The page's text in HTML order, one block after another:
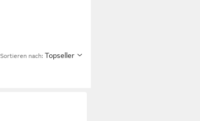
Sortieren nach: Topseller